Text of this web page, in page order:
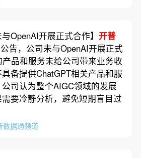
OpenAI开展正式合作】 开普
告，公司未与OpenAI开展正式
品和服务未给公司带来业务收
备提供ChatGPT相关产品和服
司认为整个AIGC领域的发展
要冷静分析，避免短期盲目过
数据通频道